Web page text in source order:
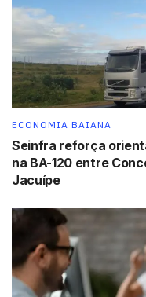
adoção de
cadeia produtiva
Tags: cacau destaque
ECONOMIA BAIANA
Seinfra reforça
na BA-120 entre
Jacuípe